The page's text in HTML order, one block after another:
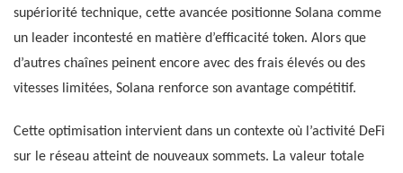
supériorité technique, cette avancée positionne Solana comme
un leader incontesté en matière d’efficacité token. Alors que
d’autres chaînes peinent encore avec des frais élevés ou des
vitesses limitées, Solana renforce son avantage compétitif.
Cette optimisation intervient dans un contexte où l’activité DeFi
sur le réseau atteint de nouveaux sommets. La valeur totale